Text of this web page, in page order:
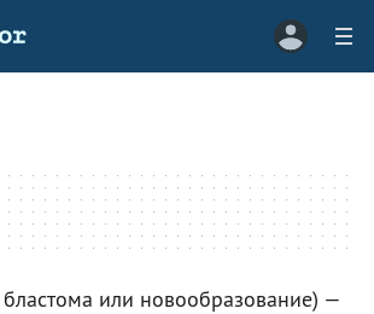
или новообразование) —